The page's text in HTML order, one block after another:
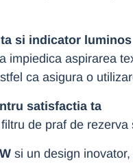
si indicator luminos
impiedica aspirarea
ca asigura o
satisfactia ta
de praf de
si un design